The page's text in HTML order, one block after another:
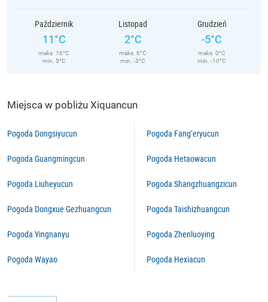
Październik
11°C
maks. 16°C
min. 5°C
Listopad
2°C
maks. 6°C
min. -3°C
Grudzień
-5°C
maks. 0°C
min. -10°C
Miejsca w pobliżu Xiquancun
Pogoda Dongsiyucun
Pogoda Guangmingcun
Pogoda Liuheyucun
Pogoda Dongxue Gezhuangcun
Pogoda Yingnanyu
Pogoda Wayao
Pogoda Fang’eryucun
Pogoda Hetaowacun
Pogoda Shangzhuangzicun
Pogoda Taishizhuangcun
Pogoda Zhenluoying
Pogoda Hexiacun